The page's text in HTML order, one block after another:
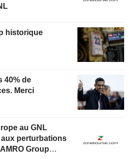
historique
40% de
Merci
au GNL
perturbations
Group